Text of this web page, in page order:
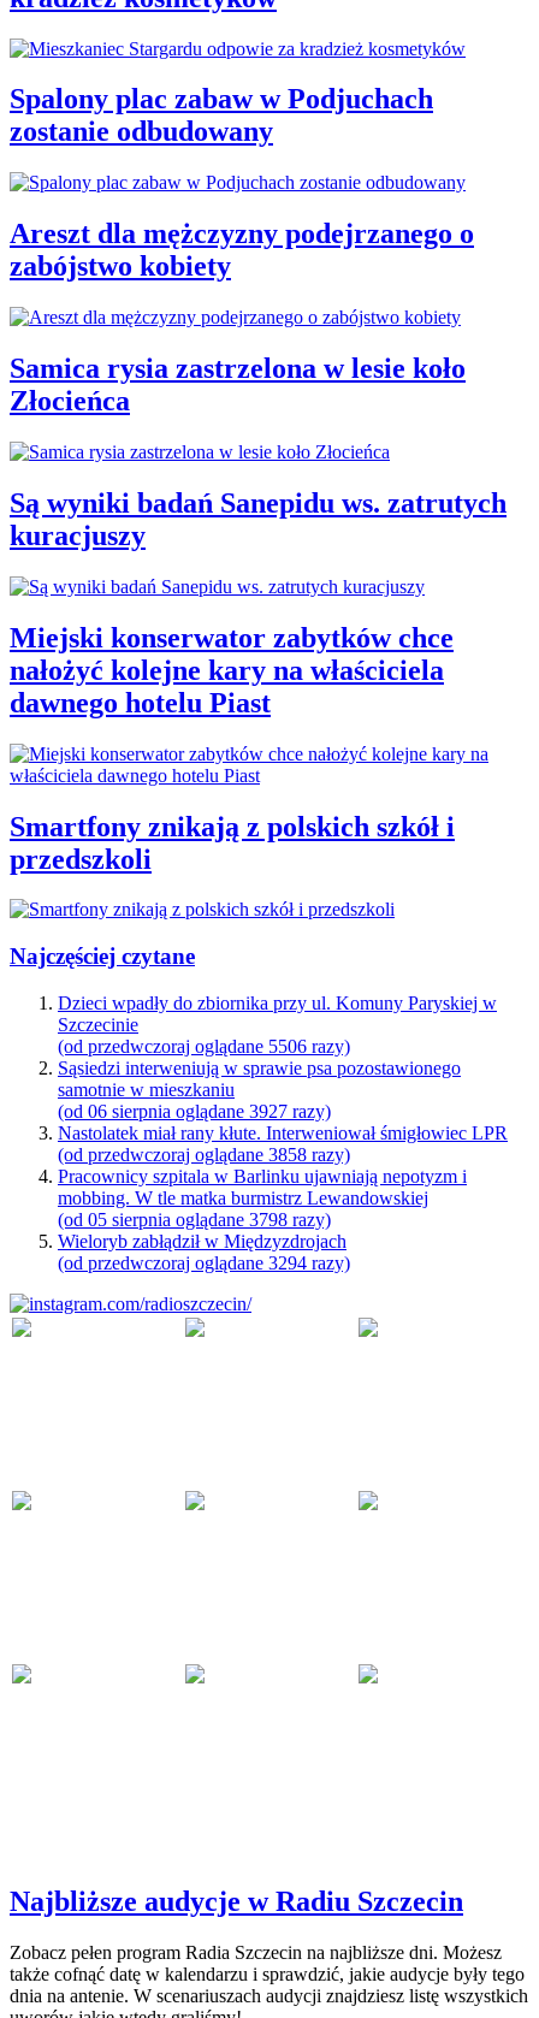
Spalony plac zabaw w Podjuchach
zostanie odbudowany
Areszt dla mężczyzny podejrzanego o
zabójstwo kobiety
Samica rysia zastrzelona w lesie koło
Złocieńca
Są wyniki badań Sanepidu ws. zatrutych
kuracjuszy
Miejski konserwator zabytków chce
nałożyć kolejne kary na właściciela
dawnego hotelu Piast
Smartfony znikają z polskich szkół i
przedszkoli
Najczęściej czytane
Dzieci wpadły do zbiornika przy ul. Komuny Paryskiej w
Szczecinie
(od przedwczoraj oglądane 5506 razy)
Sąsiedzi interweniują w sprawie psa pozostawionego
samotnie w mieszkaniu
(od 06 sierpnia oglądane 3927 razy)
Nastolatek miał rany kłute. Interweniował śmigłowiec LPR
(od przedwczoraj oglądane 3858 razy)
Pracownicy szpitala w Barlinku ujawniają nepotyzm i
mobbing. W tle matka burmistrz Lewandowskiej
(od 05 sierpnia oglądane 3798 razy)
Wieloryb zabłądził w Międzyzdrojach
(od przedwczoraj oglądane 3294 razy)
Najbliższe audycje w Radiu Szczecin
Zobacz pełen program Radia Szczecin na najbliższe dni. Możesz
także cofnąć datę w kalendarzu i sprawdzić, jakie audycje były tego
dnia na antenie. W scenariuszach audycji znajdziesz listę wszystkich